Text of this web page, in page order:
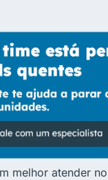
melhor atender